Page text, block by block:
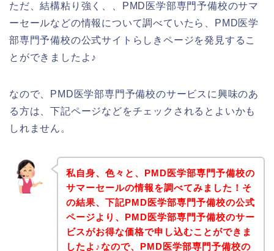
ただ、結構粘り強く、、PMD医学部専門予備校のサマ
ーセールなどの情報について調べていたら、PMD医学
部専門予備校の公式サイトらしきページを発見するこ
とができましたよ♪
なので、PMD医学部専門予備校のサービスに興味のあ
る方は、下記ページなどをチェックされるとよいかも
しれません。
私自身、色々と、PMD医学部専門予備校の
サマーセールの情報を調べてみました！そ
の結果、下記PMD医学部専門予備校の公式
ページより、PMD医学部専門予備校のサー
ビスがお得な価格で申し込むことができま
したよ♪なので、PMD医学部専門予備校の